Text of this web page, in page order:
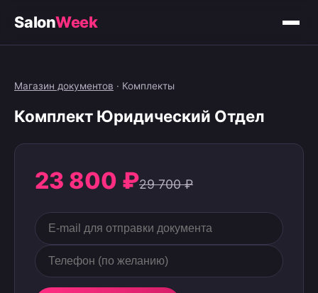
SalonWeek
Магазин документов · Комплекты
Комплект Юридический Отдел
23 800 ₽29 700 ₽